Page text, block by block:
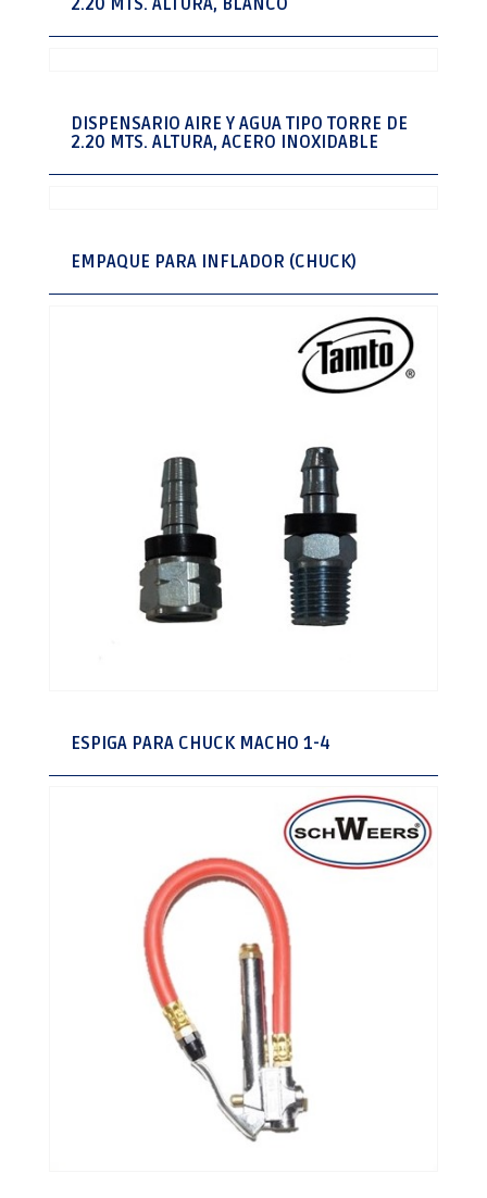
2.20 MTS. ALTURA, BLANCO
DISPENSARIO AIRE Y AGUA TIPO TORRE DE
2.20 MTS. ALTURA, ACERO INOXIDABLE
EMPAQUE PARA INFLADOR (CHUCK)
ESPIGA PARA CHUCK MACHO 1-4